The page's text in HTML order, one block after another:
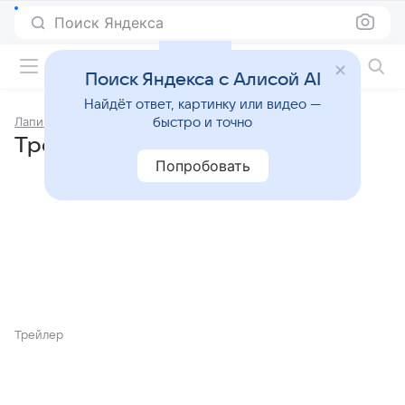
Поиск Яндекса
Лапин
Трейлеры фильма «Лапин»
Трейлер
Поиск Яндекса с Алисой AI
Найдёт ответ, картинку или видео —
быстро и точно
Попробовать